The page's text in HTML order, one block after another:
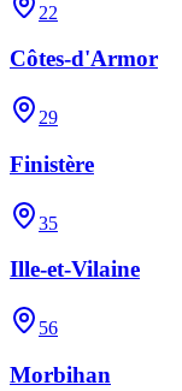
22
Côtes-d'Armor
29
Finistère
35
Ille-et-Vilaine
56
Morbihan